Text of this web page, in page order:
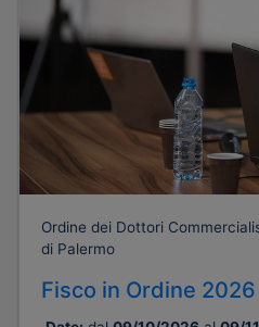
Ordine dei Dottori
di Palermo
Fisco in Ordine 2026